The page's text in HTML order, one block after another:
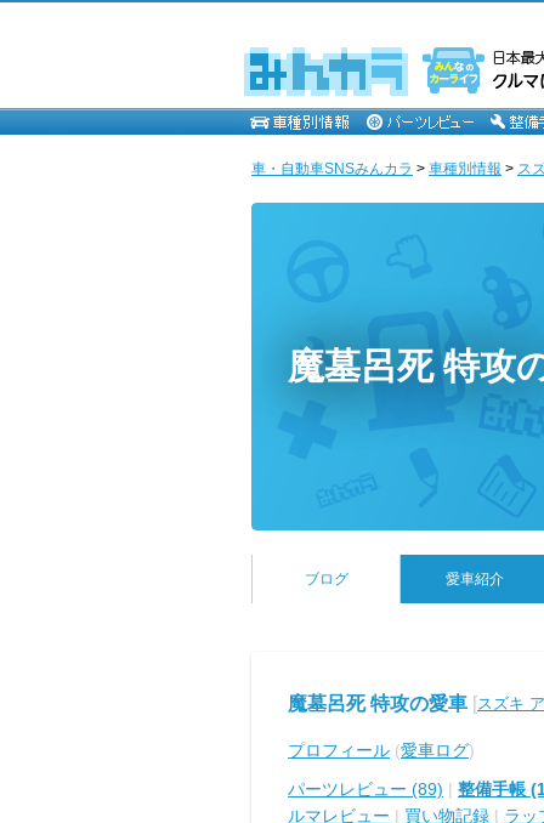
車・自動車SNSみんカラ > 車種別情報 > ス
魔墓呂死 特攻
ブログ 愛車紹介
魔墓呂死 特攻の愛車 [スズキ
プロフィール (愛車ログ)
パーツレビュー (89) | 整備手帳
ルマレビュー | 買い物記録 | ラッ